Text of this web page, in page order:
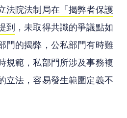
法院法制局在 「揭弊者保護
到 ，未取得共識的爭議點如
門的揭弊，公私部門有時難
規範，私部門所涉及事務複
立法，容易發生範圍定義不